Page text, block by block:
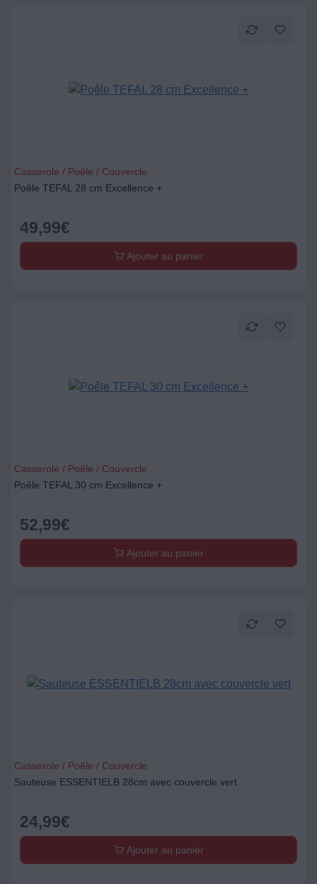
Casserole / Poêle / Couvercle
Poêle TEFAL 28 cm Excellence +
49,99€
Ajouter au panier
Casserole / Poêle / Couvercle
Poêle TEFAL 30 cm Excellence +
52,99€
Ajouter au panier
Casserole / Poêle / Couvercle
Sauteuse ESSENTIELB 28cm avec couvercle vert
24,99€
Ajouter au panier